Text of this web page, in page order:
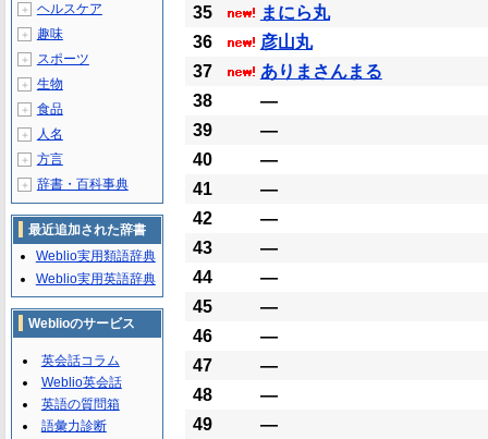
35
まにら丸
36
彦山丸
37
ありまさんまる
38
―
39
―
40
―
41
―
42
―
43
―
44
―
45
―
46
―
47
―
48
―
49
―
＋ ヘルスケア
＋ 趣味
＋ スポーツ
＋ 生物
＋ 食品
＋ 人名
＋ 方言
＋ 辞書・百科事典
最近追加された辞書
Weblio実用類語辞典
Weblio実用英語辞典
Weblioのサービス
英会話コラム
Weblio英会話
英語の質問箱
語彙力診断